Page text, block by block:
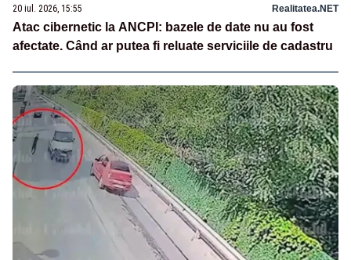
20 iul. 2026, 15:55 Realitatea.NET
Atac cibernetic la ANCPI: bazele de date nu au fost
afectate. Când ar putea fi reluate serviciile de cadastru